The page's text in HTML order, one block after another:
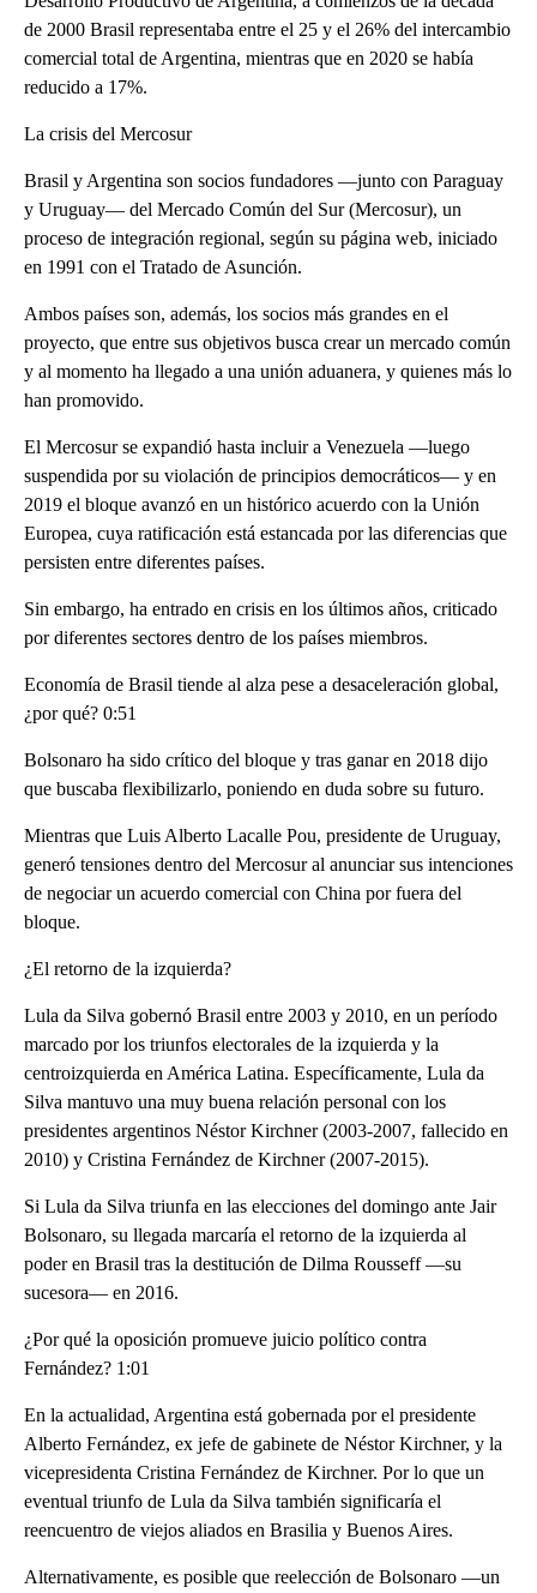
de 2000 Brasil representaba entre el 25 y el 26% del intercambio
comercial total de Argentina, mientras que en 2020 se había
reducido a 17%.
La crisis del Mercosur
Brasil y Argentina son socios fundadores —junto con Paraguay
y Uruguay— del Mercado Común del Sur (Mercosur), un
proceso de integración regional, según su página web, iniciado
en 1991 con el Tratado de Asunción.
Ambos países son, además, los socios más grandes en el
proyecto, que entre sus objetivos busca crear un mercado común
y al momento ha llegado a una unión aduanera, y quienes más lo
han promovido.
El Mercosur se expandió hasta incluir a Venezuela —luego
suspendida por su violación de principios democráticos— y en
2019 el bloque avanzó en un histórico acuerdo con la Unión
Europea, cuya ratificación está estancada por las diferencias que
persisten entre diferentes países.
Sin embargo, ha entrado en crisis en los últimos años, criticado
por diferentes sectores dentro de los países miembros.
Economía de Brasil tiende al alza pese a desaceleración global,
¿por qué? 0:51
Bolsonaro ha sido crítico del bloque y tras ganar en 2018 dijo
que buscaba flexibilizarlo, poniendo en duda sobre su futuro.
Mientras que Luis Alberto Lacalle Pou, presidente de Uruguay,
generó tensiones dentro del Mercosur al anunciar sus intenciones
de negociar un acuerdo comercial con China por fuera del
bloque.
¿El retorno de la izquierda?
Lula da Silva gobernó Brasil entre 2003 y 2010, en un período
marcado por los triunfos electorales de la izquierda y la
centroizquierda en América Latina. Específicamente, Lula da
Silva mantuvo una muy buena relación personal con los
presidentes argentinos Néstor Kirchner (2003-2007, fallecido en
2010) y Cristina Fernández de Kirchner (2007-2015).
Si Lula da Silva triunfa en las elecciones del domingo ante Jair
Bolsonaro, su llegada marcaría el retorno de la izquierda al
poder en Brasil tras la destitución de Dilma Rousseff —su
sucesora— en 2016.
¿Por qué la oposición promueve juicio político contra
Fernández? 1:01
En la actualidad, Argentina está gobernada por el presidente
Alberto Fernández, ex jefe de gabinete de Néstor Kirchner, y la
vicepresidenta Cristina Fernández de Kirchner. Por lo que un
eventual triunfo de Lula da Silva también significaría el
reencuentro de viejos aliados en Brasilia y Buenos Aires.
Alternativamente, es posible que reelección de Bolsonaro —un